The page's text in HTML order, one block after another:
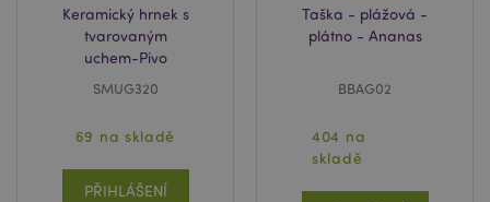
Keramický hrnek s
tvarovaným
uchem-Pivo
SMUG320
69 na skladě
PŘIHLÁŠENÍ
Taška - plážová -
plátno - Ananas
BBAG02
404 na
skladě